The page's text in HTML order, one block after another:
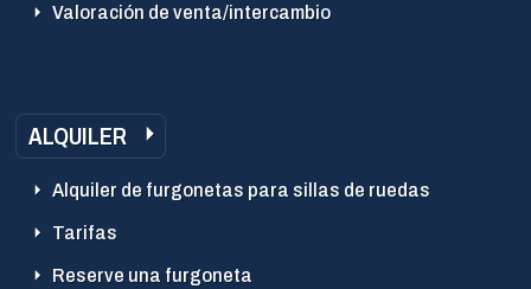
Valoración de venta/intercambio
ALQUILER
Alquiler de furgonetas para sillas de ruedas
Tarifas
Reserve una furgoneta